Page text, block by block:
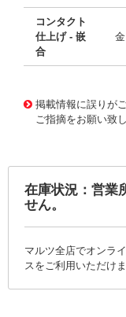
コンタクト
仕上げ - 嵌
合
金
掲載情報に誤りが
ご指摘をお願い致し
在庫状況：営業
せん。
マルツ全店でオンラ
スをご利用いただけま